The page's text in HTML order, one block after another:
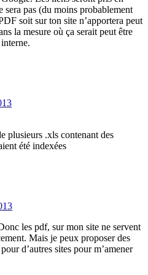
sera pas (du moins probablement
soit sur ton site n’apportera peut
la mesure où ça serait peut être
plusieurs .xls contenant des
été indexées
les pdf, sur mon site ne servent
Mais je peux proposer des
d’autres sites pour m’amener